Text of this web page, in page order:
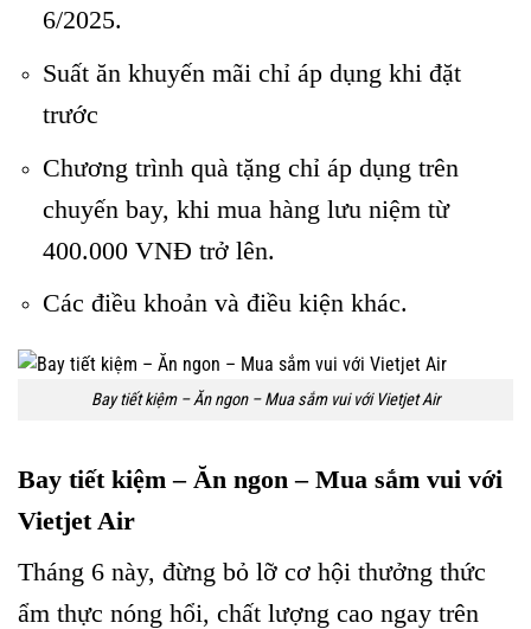
6/2025.
Suất ăn khuyến mãi chỉ áp dụng khi đặt
trước
Chương trình quà tặng chỉ áp dụng trên
chuyến bay, khi mua hàng lưu niệm từ
400.000 VNĐ trở lên.
Các điều khoản và điều kiện khác.
Bay tiết kiệm – Ăn ngon – Mua sắm vui với Vietjet Air
Bay tiết kiệm – Ăn ngon – Mua sắm vui với
Vietjet Air
Tháng 6 này, đừng bỏ lỡ cơ hội thưởng thức
ẩm thực nóng hổi, chất lượng cao ngay trên